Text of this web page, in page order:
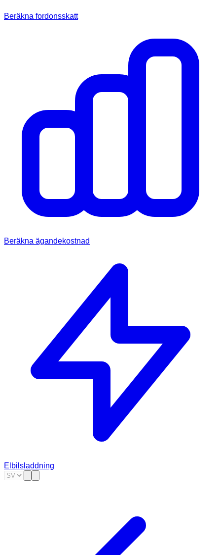
Beräkna fordonsskatt
Beräkna ägandekostnad
Elbilsladdning